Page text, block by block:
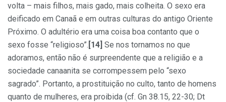
volta – mais filhos, mais gado, mais colheita. O sexo era
deificado em Canaã e em outras culturas do antigo Oriente
Próximo. O adultério era uma coisa boa contanto que o
sexo fosse “religioso”. [14] Se nos tornamos no que
adoramos, então não é surpreendente que a religião e a
sociedade canaanita se corrompessem pelo “sexo
sagrado”. Portanto, a prostituição no culto, tanto de homens
quanto de mulheres, era proibida (cf. Gn 38.15, 22-30; Dt